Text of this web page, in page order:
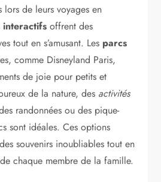
lors de leurs voyages en
interactifs offrent des
tout en s’amusant. Les parcs
comme Disneyland Paris,
de joie pour petits et
de la nature, des activités
randonnées ou des pique-
sont idéales. Ces options
souvenirs inoubliables tout en
chaque membre de la famille.